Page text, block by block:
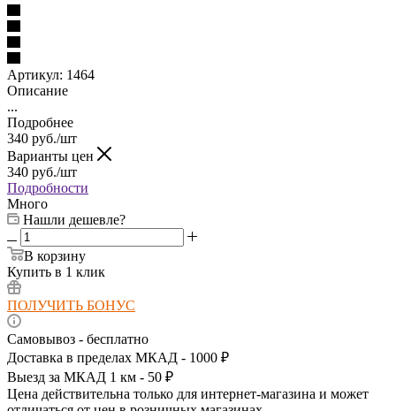
Артикул: 1464
Описание
...
Подробнее
340 руб./шт
Варианты цен
340 руб./шт
Подробности
Много
Нашли дешевле?
В корзину
Купить в 1 клик
ПОЛУЧИТЬ БОНУС
Самовывоз - бесплатно
Доставка в пределах МКАД - 1000 ₽
Выезд за МКАД 1 км - 50 ₽
Цена действительна только для интернет-магазина и может